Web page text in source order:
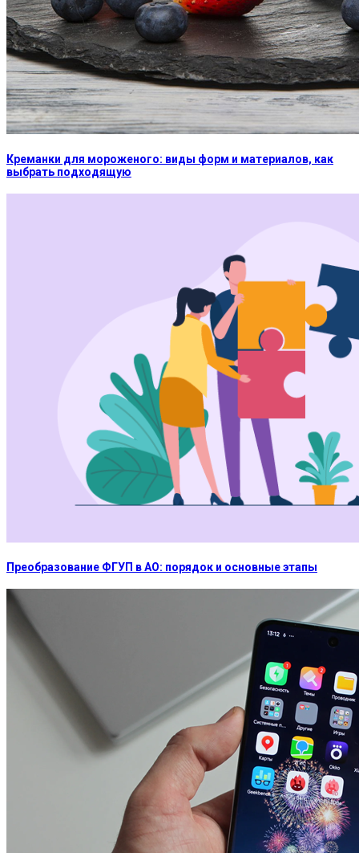
Креманки для мороженого: виды форм и материалов, как
выбрать подходящую
Преобразование ФГУП в АО: порядок и основные этапы